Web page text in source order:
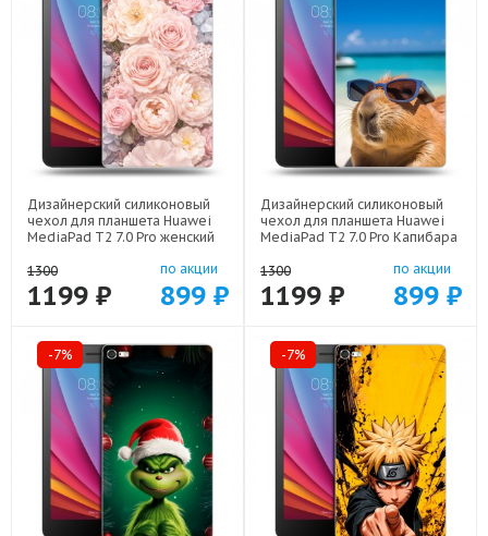
Дизайнерский силиконовый
чехол для планшета Huawei
MediaPad T2 7.0 Pro женский
1300
1199 ₽
по акции
899 ₽
Дизайнерский силиконовый
чехол для планшета Huawei
MediaPad T2 7.0 Pro Капибара
1300
1199 ₽
по акции
899 ₽
-7% -7%